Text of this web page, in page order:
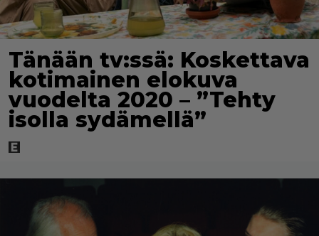
Tänään tv:ssä: Koskettava
kotimainen elokuva
vuodelta 2020 – ”Tehty
isolla sydämellä”